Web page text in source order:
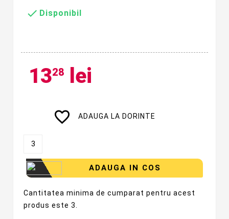
 Disponibil
1328 lei
favorite_border ADAUGA LA DORINTE
ADAUGA IN COS
Cantitatea minima de cumparat pentru acest
produs este 3.